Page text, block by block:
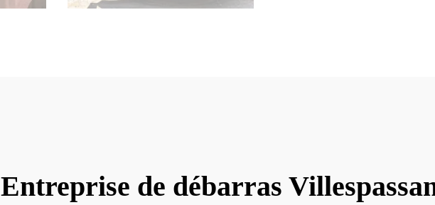
Entreprise de débarras